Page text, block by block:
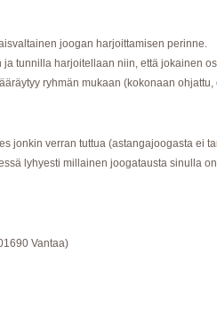
joogan harjoittamisen perinne.
tunnilla harjoitellaan niin, että jokainen
ryhmän mukaan (kokonaan ohjattu,
jonkin verran tuttua (astangajoogasta ei
lyhyesti millainen joogatausta sinulla
Vantaa)